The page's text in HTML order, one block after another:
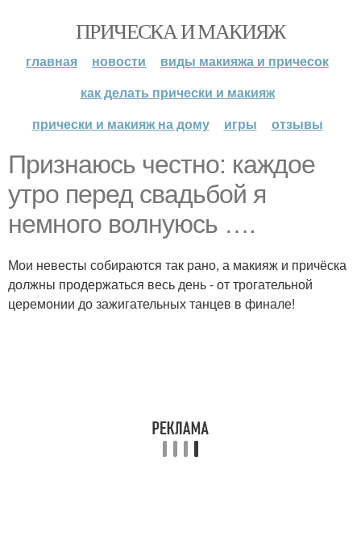
ПРИЧЕСКА И МАКИЯЖ
главная новости
виды макияжа и причесок
как делать прически и макияж
прически и макияж на дому
игры отзывы
Признаюсь честно: каждое
утро перед свадьбой я
немного волнуюсь ….
Мои невесты собираются так рано, а макияж и причёска
должны продержаться весь день - от трогательной
церемонии до зажигательных танцев в финале!